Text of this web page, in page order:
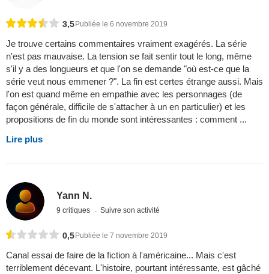
3,5Publiée le 6 novembre 2019
Je trouve certains commentaires vraiment exagérés. La série
n'est pas mauvaise. La tension se fait sentir tout le long, même
s'il y a des longueurs et que l'on se demande "où est-ce que la
série veut nous emmener ?". La fin est certes étrange aussi. Mais
l'on est quand même en empathie avec les personnages (de
façon générale, difficile de s'attacher à un en particulier) et les
propositions de fin du monde sont intéressantes : comment ...
Lire plus
Yann N.
9 critiques Suivre son activité
0,5 Publiée le 7 novembre 2019
Canal essai de faire de la fiction à l'américaine... Mais c'est
terriblement décevant. L'histoire, pourtant intéressante, est gâché